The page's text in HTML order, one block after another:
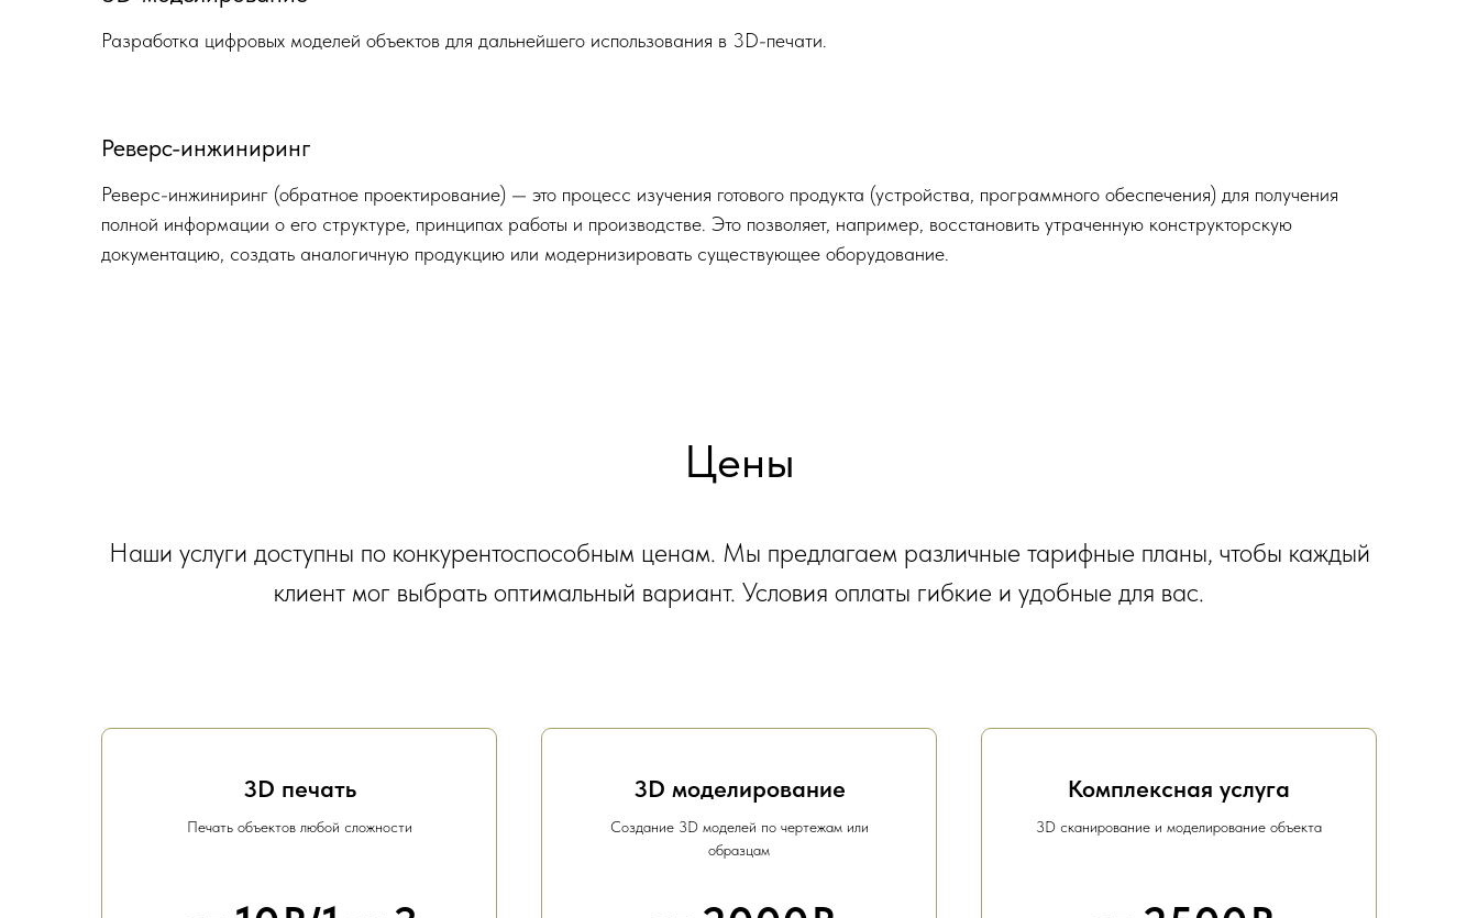
Разработка цифровых моделей объектов для дальнейшего использования в 3D-печати.
Реверс-инжиниринг
Реверс-инжиниринг (обратное проектирование) — это процесс изучения готового продукта (устройства, программного обеспечения) для получения
полной информации о его структуре, принципах работы и производстве. Это позволяет, например, восстановить утраченную конструкторскую
документацию, создать аналогичную продукцию или модернизировать существующее оборудование.
Цены
Наши услуги доступны по конкурентоспособным ценам. Мы предлагаем различные тарифные планы, чтобы каждый
клиент мог выбрать оптимальный вариант. Условия оплаты гибкие и удобные для вас.
3D печать
Печать объектов любой сложности
3D моделирование
Создание 3D моделей по чертежам или
образцам
Комплексная услуга
3D сканирование и моделирование объекта